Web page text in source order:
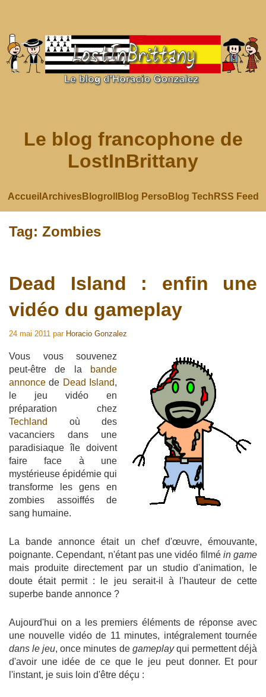
Le blog francophone de
LostInBrittany
Accueil ArchivesBlogroll Blog Perso Blog Tech RSS Feed
Tag: Zombies
Dead Island : enfin une
vidéo du gameplay
24 mai 2011 par Horacio Gonzalez
Vous vous souvenez
peut-être de la
bande
annonce de Dead Island,
le jeu vidéo en
préparation chez
Techland
où des
vacanciers dans une
paradisiaque île doivent
faire face à une
mystérieuse épidémie qui
transforme les gens en
zombies assoiffés de
sang humaine.
La bande annonce était un chef d'œuvre, émouvante,
poignante. Cependant, n'étant pas une vidéo filmé in game
mais produite directement par un studio d'animation, le
doute était permit : le jeu serait-il à l'hauteur de cette
superbe bande annonce ?
Aujourd'hui on a les premiers éléments de réponse avec
une nouvelle vidéo de 11 minutes, intégralement tournée
dans le jeu, once minutes de gameplayqui permettent déjà
d'avoir une idée de ce que le jeu peut donner. Et pour
l'instant, je suis loin d'être déçu :